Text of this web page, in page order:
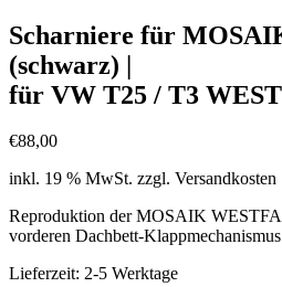
Scharniere für
(schwarz) |
für VW T25 / T3
€88,00
inkl. 19 % MwSt. zzgl. Versandkosten
Reproduktion der MOSAIK
vorderen Dachbett-
Lieferzeit: 2-5 Werktage